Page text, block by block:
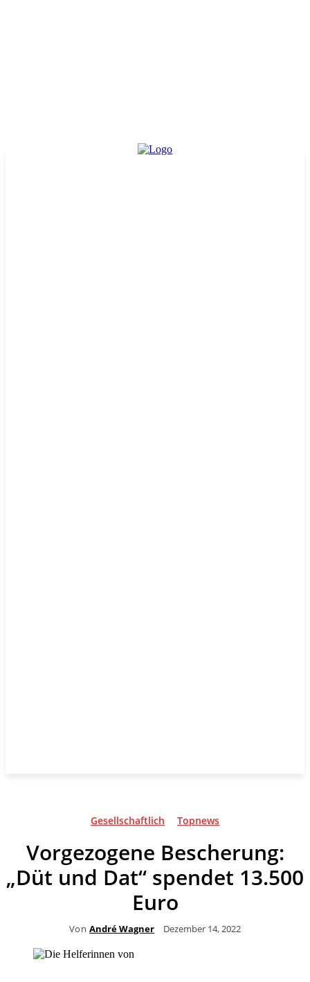
Gesellschaftlich Topnews
Vorgezogene Bescherung:
„Düt und Dat“ spendet 13.500
Euro
Von André Wagner Dezember 14, 2022